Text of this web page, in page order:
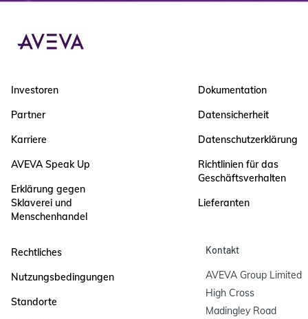
Investoren
Partner
Karriere
AVEVA Speak Up
Erklärung gegen
Sklaverei und
Menschenhandel
Dokumentation
Datensicherheit
Datenschutzerklärung
Richtlinien für das
Geschäftsverhalten
Lieferanten
Rechtliches
Nutzungsbedingungen
Standorte
Kontakt
AVEVA Group Limited
High Cross
Madingley Road